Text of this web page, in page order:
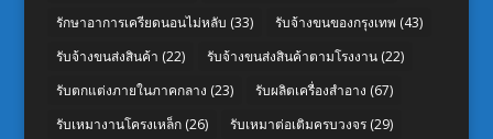
รักษาอาการเครียดนอนไม่หลับ (33) รับจ้างขนของกรุงเทพ (43)
รับจ้างขนส่งสินค้า (22) รับจ้างขนส่งสินค้าตามโรงงาน(22)
รับตกแต่งภายในภาคกลาง (23) รับผลิตเครื่องสำอาง (67)
รับเหมางานโครงเหล็ก(26) รับเหมาต่อเติมครบวงจร(29)